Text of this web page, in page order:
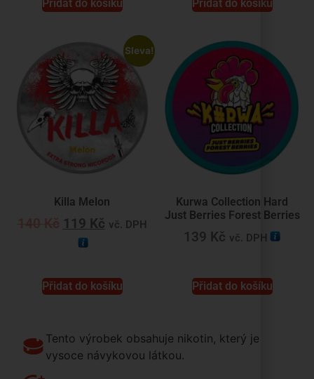
Přidat do košíku Přidat do košíku
Sleva!
Killa Melon
119 Kč vč. DPH
Přidat do košíku
Kurwa Collection Hard
Just Berries Forest Berries
139 Kč vč. DPH
Přidat do košíku
Tento výrobek obsahuje nikotin, který je
vysoce návykovou látkou.